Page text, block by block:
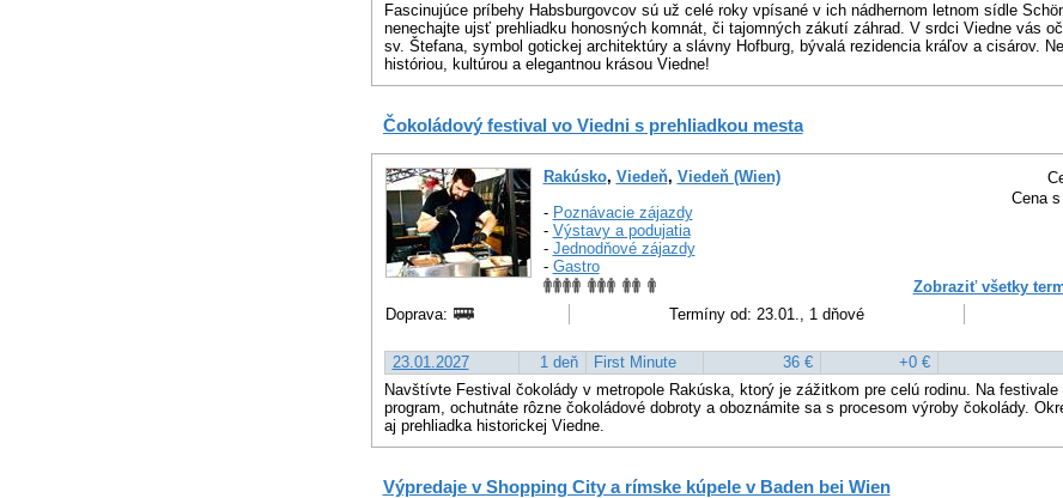
Fascinujúce príbehy Habsburgovcov sú už celé roky vpísané v ich nádhernom letnom sídle
nenechajte ujsť prehliadku honosných komnát, či tajomných zákutí záhrad. V srdci Viedne vás
sv. Štefana, symbol gotickej architektúry a slávny Hofburg, bývalá rezidencia kráľov a cisárov.
históriou, kultúrou a elegantnou krásou Viedne!
Čokoládový festival vo Viedni s prehliadkou mesta
Cena
Rakúsko, Viedeň, Viedeň (Wien)
- Poznávacie zájazdy
- Výstavy a podujatia
- Jednodňové zájazdy
- Gastro
Zobraziť všetky
Doprava:
Termíny od: 23.01., 1 dňové
23.01.2027 1 deň First Minute 36 €
+0 €
Navštívte Festival čokolády v metropole Rakúska, ktorý je zážitkom pre celú rodinu. Na
program, ochutnáte rôzne čokoládové dobroty a oboznámite sa s procesom výroby čokolády.
aj prehliadka historickej Viedne.
Výpredaje v Shopping City a rímske kúpele v Baden bei Wien